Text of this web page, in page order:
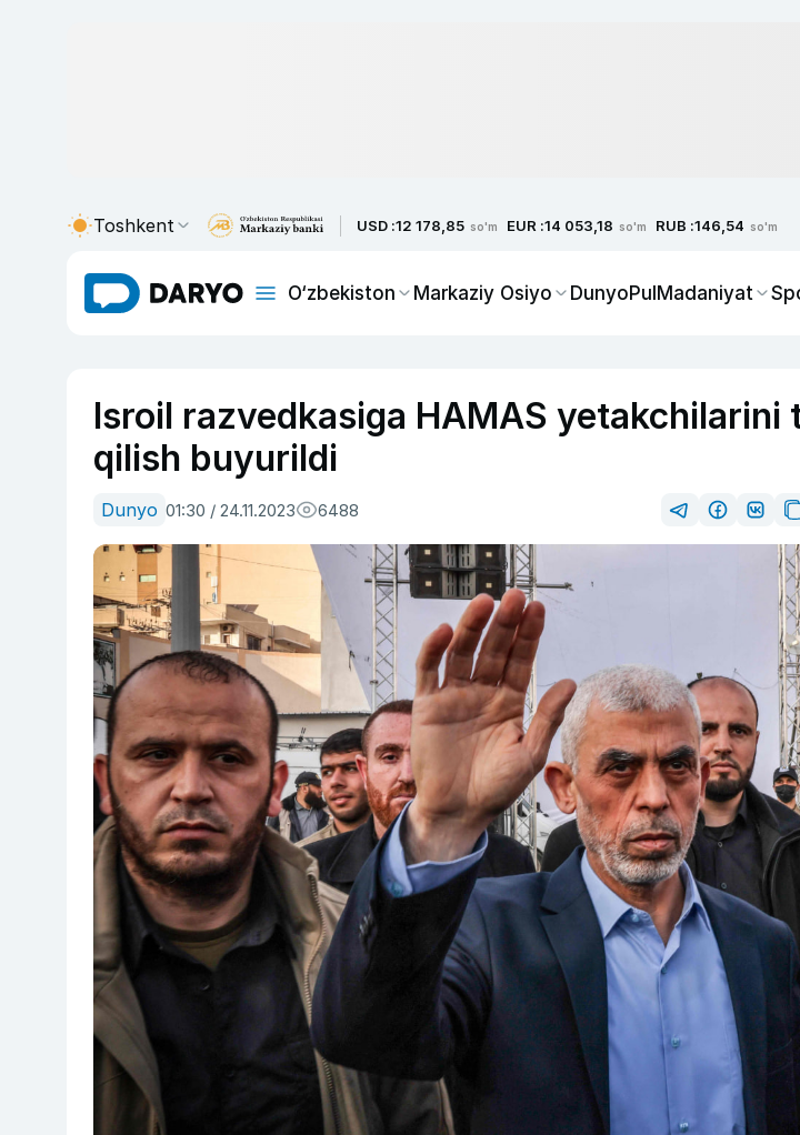
Toshkent USD :12 178,85 so'm EUR :14 053,18 so'm RUB :146,54 so'm
O‘zbekiston Markaziy Osiyo DunyoPulMadaniyat
Isroil razvedkasiga HAMAS yetakchilarini
qilish buyurildi
Dunyo 01:30 / 24.11.2023 6488